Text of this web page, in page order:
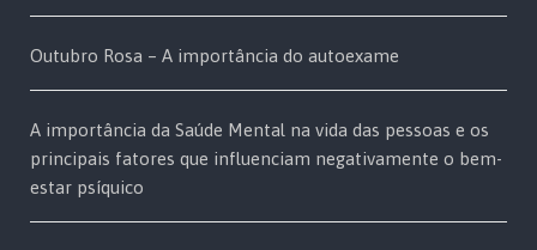
Outubro Rosa – A importância do autoexame
A importância da Saúde Mental na vida das pessoas e os
principais fatores que influenciam negativamente o bem-
estar psíquico